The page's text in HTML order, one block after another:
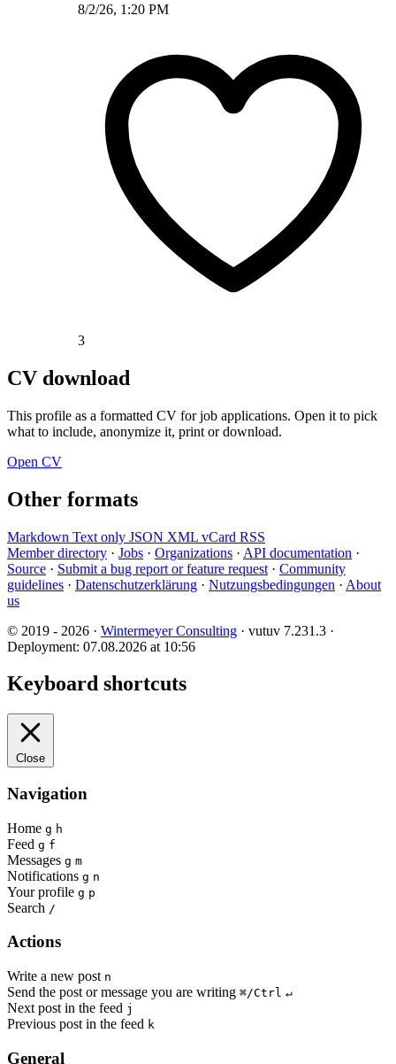
8/2/26, 1:20 PM
3
CV download
This profile as a formatted CV for job applications. Open it to pick
what to include, anonymize it, print or download.
Open CV
Other formats
Markdown Text only JSON XML vCard RSS
Member directory · Jobs · Organizations · API documentation ·
Source · Submit a bug report or feature request · Community
guidelines · Datenschutzerklärung · Nutzungsbedingungen · About
us
© 2019 - 2026 · Wintermeyer Consulting · vutuv 7.231.3 ·
Deployment: 07.08.2026 at 10:56
Keyboard shortcuts
Close
Navigation
Home g h
Feed g f
Messages g m
Notifications g n
Your profile g p
Search /
Actions
Write a new post n
Send the post or message you are writing ⌘/Ctrl ↵
Next post in the feed j
Previous post in the feed k
General